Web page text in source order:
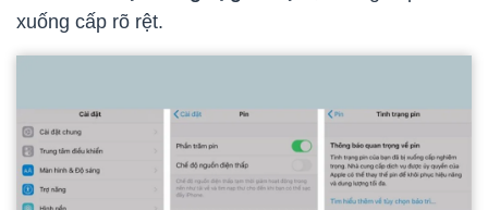
xuống cấp rõ rệt.